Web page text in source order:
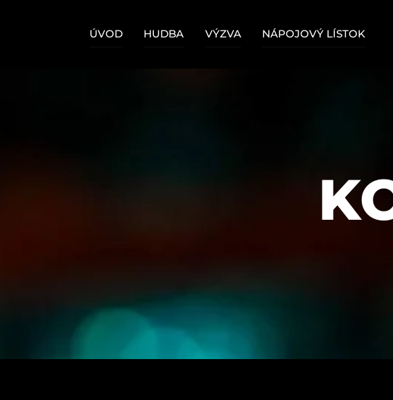
ÚVOD HUDBA VÝZVA NÁPOJOVÝ LÍSTOK